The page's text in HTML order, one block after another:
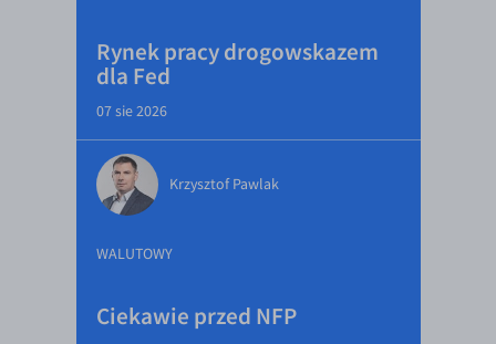
Rynek pracy drogowskazem
dla Fed
07 sie 2026
Krzysztof Pawlak
WALUTOWY
Ciekawie przed NFP